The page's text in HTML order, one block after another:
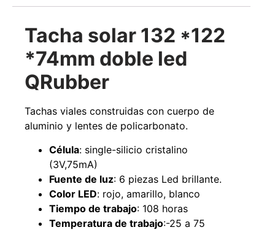
Tacha solar 132 *122
*74mm doble led
QRubber
Tachas viales construidas con cuerpo de
aluminio y lentes de policarbonato.
Célula: single-silicio cristalino
(3V,75mA)
Fuente de luz: 6 piezas Led brillante.
Color LED: rojo, amarillo, blanco
Tiempo de trabajo: 108 horas
Temperatura de trabajo:-25 a 75
Pasto sintético ornamental
densidad 42mm Rollo
4,57*15,24mts
$1.427.544
Leer más
Apilador manual ancho
2,5mts
$ 1.167.990
Agregar al carrito